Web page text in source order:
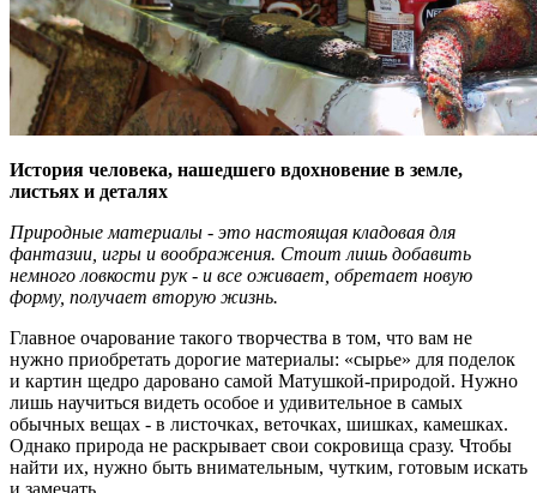
История человека, нашедшего вдохновение в земле,
листьях и деталях
Природные материалы - это настоящая кладовая для
фантазии, игры и воображения. Стоит лишь добавить
немного ловкости рук - и все оживает, обретает новую
форму, получает вторую жизнь.
Главное очарование такого творчества в том, что вам не
нужно приобретать дорогие материалы: «сырье» для поделок
и картин щедро даровано самой Матушкой-природой. Нужно
лишь научиться видеть особое и удивительное в самых
обычных вещах - в листочках, веточках, шишках, камешках.
Однако природа не раскрывает свои сокровища сразу. Чтобы
найти их, нужно быть внимательным, чутким, готовым искать